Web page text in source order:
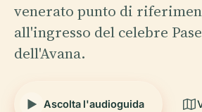
venerato punto di
all'ingresso del celebre
dell'Avana.
Ascolta l'audioguida